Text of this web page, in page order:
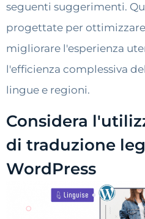
seguenti suggerimenti.
progettate per
migliorare l'esperienza
l'efficienza complessiva
lingue e regioni.
Considera
di traduzione
WordPress